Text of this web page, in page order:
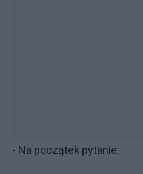
- Na początek pytanie: